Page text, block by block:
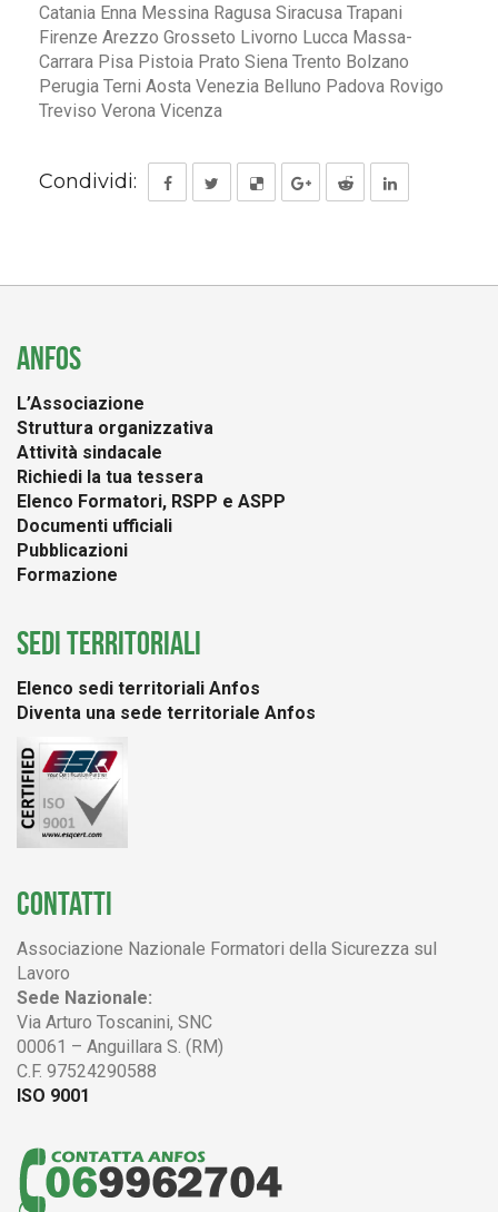
Catania Enna Messina Ragusa Siracusa Trapani
Firenze Arezzo Grosseto Livorno Lucca Massa-
Carrara Pisa Pistoia Prato Siena Trento Bolzano
Perugia Terni Aosta Venezia Belluno Padova Rovigo
Treviso Verona Vicenza
Condividi:
ANFOS
L’Associazione
Struttura organizzativa
Attività sindacale
Richiedi la tua tessera
Elenco Formatori, RSPP e ASPP
Documenti ufficiali
Pubblicazioni
Formazione
SEDI TERRITORIALI
Elenco sedi territoriali Anfos
Diventa una sede territoriale Anfos
CONTATTI
Associazione Nazionale Formatori della Sicurezza sul
Lavoro
Sede Nazionale:
Via Arturo Toscanini, SNC
00061 – Anguillara S. (RM)
C.F. 97524290588
ISO 9001